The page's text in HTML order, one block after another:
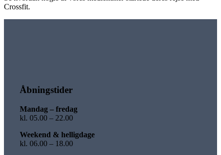
Crossfit.
Åbningstider
Mandag – fredag
kl. 05.00 – 22.00
Weekend & helligdage
kl. 06.00 – 18.00